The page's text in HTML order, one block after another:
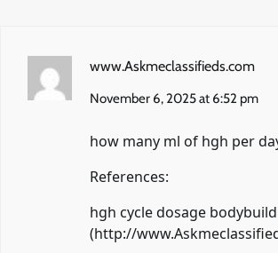
www.Askmeclassifieds.com
November 6, 2025 at 6:52 pm
how many ml of hgh per
References:
hgh cycle dosage
(http://